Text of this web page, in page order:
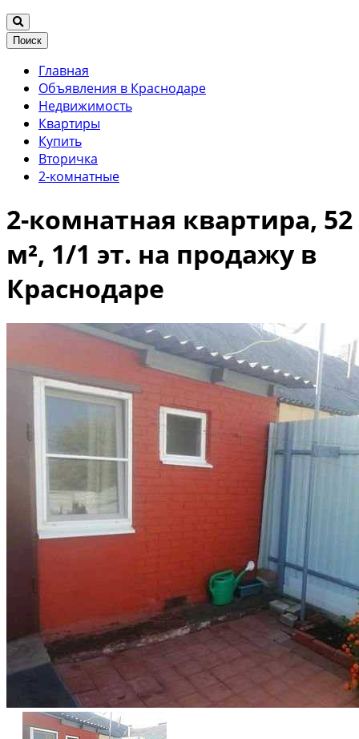
Поиск
Главная
Объявления в Краснодаре
Недвижимость
Квартиры
Купить
Вторичка
2-комнатные
2-комнатная квартира, 52
м², 1/1 эт. на продажу в
Краснодаре